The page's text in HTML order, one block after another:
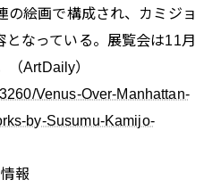
の絵画で構成され、カミジョ
なっている。展覧会は11月
（ArtDaily）
Venus-Over-Manhattan-
by-Susumu-Kamijo-
報